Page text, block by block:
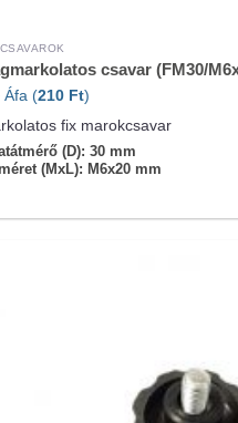
csavar (FM30/
Áfa (210 Ft)
fix marokcsavar
(D): 30 mm
(MxL): M6x20 mm